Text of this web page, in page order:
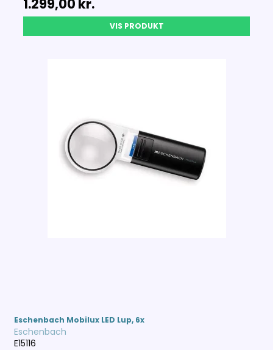
1.299,00 kr.
VIS PRODUKT
Eschenbach Mobilux LED Lup, 6x
Eschenbach
E15116